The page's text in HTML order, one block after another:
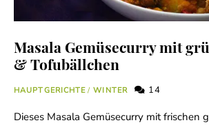
Masala Gemüsecurry mit
& Tofubällchen
HAUPTGERICHTE / WINTER 14
Dieses Masala Gemüsecurry mit frischen